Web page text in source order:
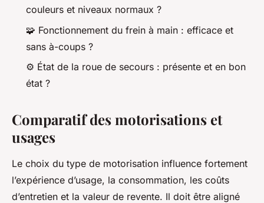
couleurs et niveaux normaux ?
🧩 Fonctionnement du frein à main : efficace et
sans à-coups ?
⚙️ État de la roue de secours : présente et en bon
état ?
Comparatif des motorisations et
usages
Le choix du type de motorisation influence fortement
l’expérience d’usage, la consommation, les coûts
d’entretien et la valeur de revente. Il doit être aligné